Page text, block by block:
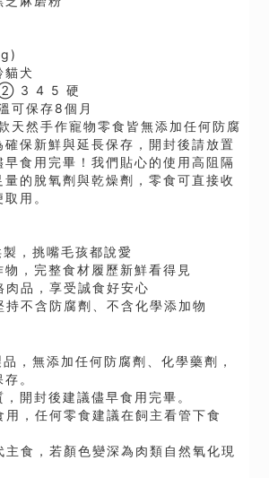
貓犬
② 3 4 5 硬
可保存8個月
天然手作寵物零食皆無添加任何防腐
保新鮮與延長保存，開封後請放置
食用完畢！我們貼心的使用高阻隔
的脫氧劑與乾燥劑，零食可直接收
用。
，挑嘴毛孩都說愛
，完整食材履歷新鮮看得見
品，享受誠食好安心
不含防腐劑、不含化學添加物
，無添加任何防腐劑、化學藥劑，
。
開封後建議儘早食用完畢。
，任何零食建議在飼主看管下食
食，若顏色變深為肉類自然氧化現